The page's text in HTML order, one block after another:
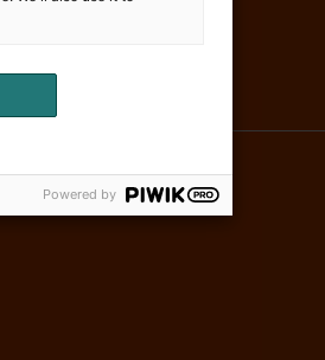
Powered by